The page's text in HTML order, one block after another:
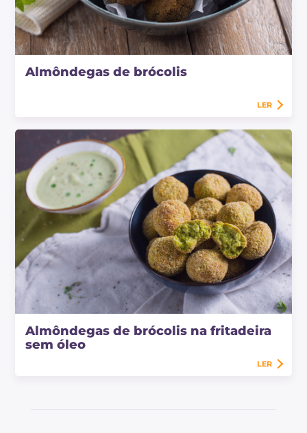
Almôndegas de brócolis
LER
Almôndegas de brócolis na fritadeira
sem óleo
LER